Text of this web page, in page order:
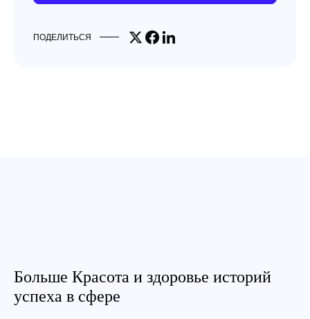
ПОДЕЛИТЬСЯ Share on X
Share on Facebook
Share on LinkedIn
Больше Красота и здоровье историй
успеха в сфере